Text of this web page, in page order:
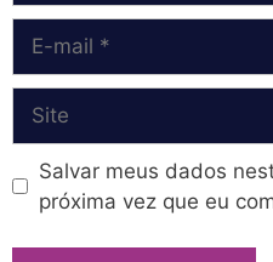
mail
Salvar meus dados
próxima vez que eu